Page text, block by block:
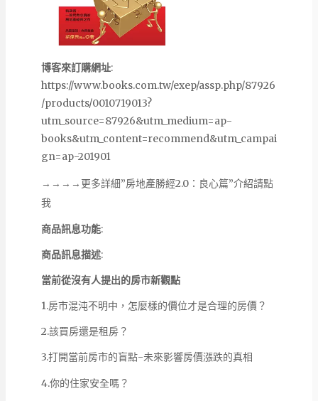
博客來訂購網址:
https://www.books.com.tw/exep/assp.php/87926
/products/0010719013?
utm_source=87926&utm_medium=ap-
books&utm_content=recommend&utm_campai
gn=ap-201901
→→→→更多詳細”房地產勝經2.0：良心篇”介紹請點
我
商品訊息功能:
商品訊息描述:
當前從沒有人提出的房市新觀點
1.房市混沌不明中，怎麼樣的價位才是合理的房價？
2.該買房還是租房？
3.打開當前房市的盲點-未來影響房價漲跌的真相
4.你的住家安全嗎？